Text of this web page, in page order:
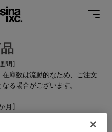
間】
庫数は流動的なため、ご注文
る場合がございます。
月】